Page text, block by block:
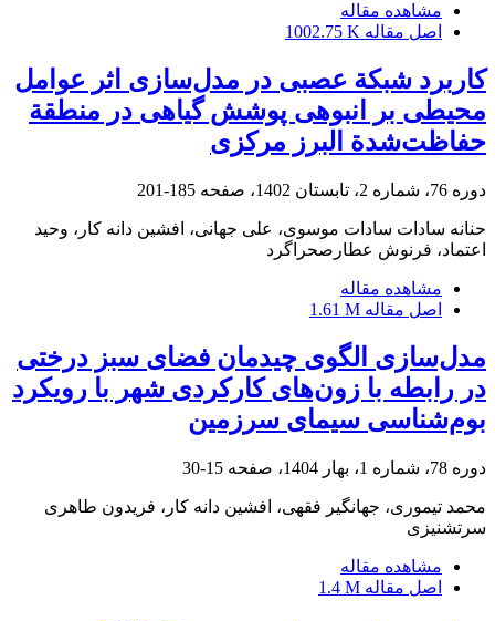
مشاهده مقاله
اصل مقاله 1002.75 K
کاربرد شبکة عصبی در مدل‌سازی اثر عوامل
محیطی بر انبوهی پوشش گیاهی در منطقة
حفاظت‌شدة البرز مرکزی
دوره 76، شماره 2، تابستان 1402، صفحه 185-201
حنانه سادات سادات موسوی، علی جهانی، افشین دانه کار، وحید
اعتماد، فرنوش عطارصحراگرد
مشاهده مقاله
اصل مقاله 1.61 M
مدل‌سازی الگوی چیدمان فضای سبز درختی
در رابطه ‌با زون‌های کارکردی شهر با رویکرد
بوم‌شناسی سیمای سرزمین
دوره 78، شماره 1، بهار 1404، صفحه 15-30
محمد تیموری، جهانگیر فقهی، افشین دانه کار، فریدون طاهری
سرتشنیزی
مشاهده مقاله
اصل مقاله 1.4 M